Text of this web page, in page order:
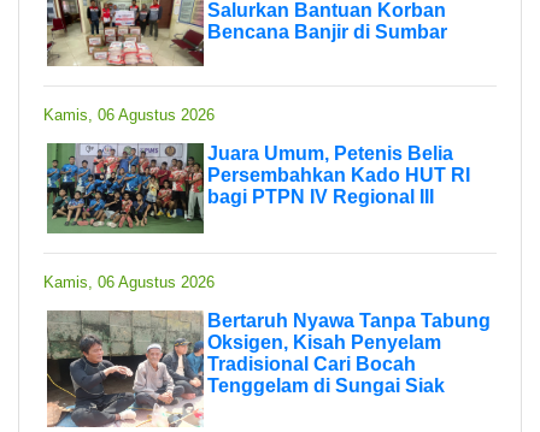
Salurkan Bantuan Korban
Bencana Banjir di Sumbar
Kamis, 06 Agustus 2026
Juara Umum, Petenis Belia
Persembahkan Kado HUT RI
bagi PTPN IV Regional III
Kamis, 06 Agustus 2026
Bertaruh Nyawa Tanpa Tabung
Oksigen, Kisah Penyelam
Tradisional Cari Bocah
Tenggelam di Sungai Siak